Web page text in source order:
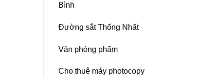
Bình
Đường sắt Thống Nhất
Văn phòng phẩm
Cho thuê máy photocopy